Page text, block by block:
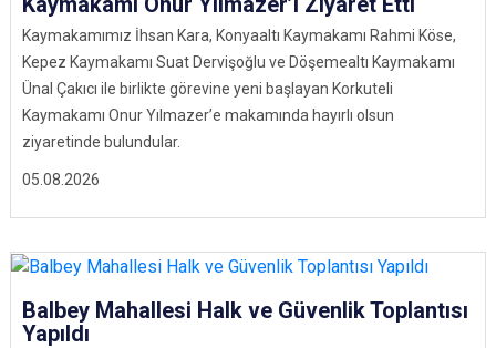
05.08.2026
Kaymakamımız İhsan Kara, Konyaaltı Kaymakamı Rahmi Köse,
Kepez Kaymakamı Suat Dervişoğlu ve Döşemealtı Kaymakamı
Ünal Çakıcı ile birlikte görevine yeni başlayan Korkuteli
Kaymakamı Onur Yılmazer’e makamında hayırlı olsun
ziyaretinde bulundular.
Balbey Mahallesi Halk ve Güvenlik Toplantısı
Yapıldı